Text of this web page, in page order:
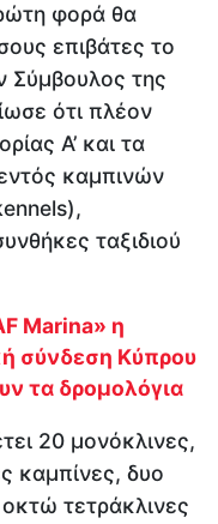
φορά θα
επιβάτες το
Σύμβουλος της
ότι πλέον
Α’ και τα
καμπινών
ταξιδιού
Marina» η
σύνδεση Κύπρου
τα δρομολόγια
20 μονόκλινες,
καμπίνες, δυο
τετράκλινες